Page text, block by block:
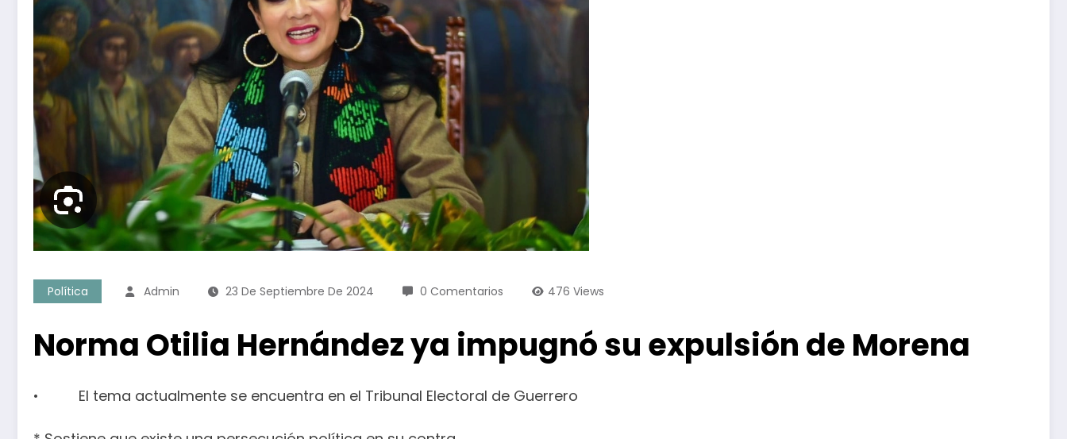
Política Admin 23 De Septiembre De 2024 0 Comentarios 476 Views
Norma Otilia Hernández ya impugnó su expulsión de Morena
• El tema actualmente se encuentra en el Tribunal Electoral de Guerrero